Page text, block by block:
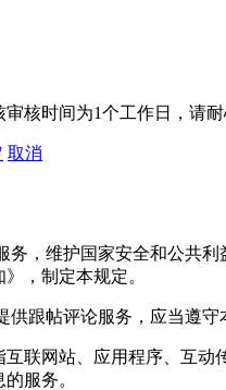
核时间为1个工作日，请
取消
务，维护国家安全和公共
，制定本规定。
跟帖评论服务，应当遵守
联网站、应用程序、互
服务。